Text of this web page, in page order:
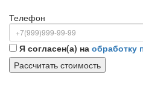
Телефон
Я согласен(а) на обработку